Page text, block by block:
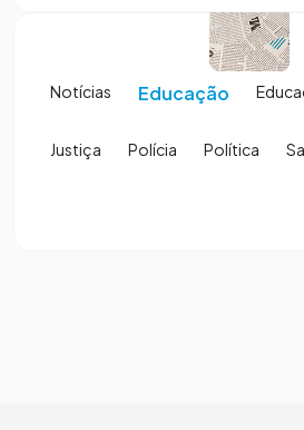
Notícias Educação
Justiça Polícia Política